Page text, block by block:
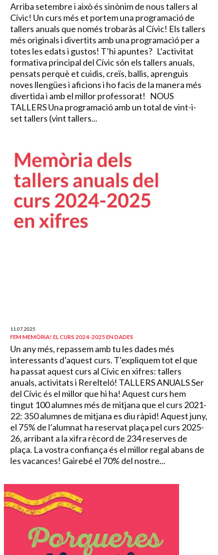
Arriba setembre i això és sinònim de nous tallers al
Cívic! Un curs més et portem una programació de
tallers anuals que només trobaràs al Cívic! Els tallers
més originals i divertits amb una programació per a
totes les edats i gustos! T’hi apuntes? L’activitat
formativa principal del Cívic són els tallers anuals,
pensats perquè et cuidis, creïs, ballis, aprenguis
noves llengües i aficions i ho facis de la manera més
divertida i amb el millor professorat! NOUS
TALLERS Una programació amb un total de vint-i-
set tallers (vint tallers...
11.07.2025
FEM MEMÒRIA! EL CURS 2024-2025 EN DADES
Un any més, repassem amb tu les dades més
interessants d’aquest curs. T'expliquem tot el que
ha passat aquest curs al Cívic en xifres: tallers
anuals, activitats i Rerelteló! TALLERS ANUALS Ser
del Cívic és el millor que hi ha! Aquest curs hem
tingut 100 alumnes més de mitjana que el curs 2021-
22: 350 alumnes de mitjana es diu ràpid! Aquest juny,
el 75% de l’alumnat ha reservat plaça pel curs 2025-
26, arribant a la xifra rècord de 234 reserves de
plaça. La vostra confiança és el millor regal abans de
les vacances! Gairebé el 70% del nostre...